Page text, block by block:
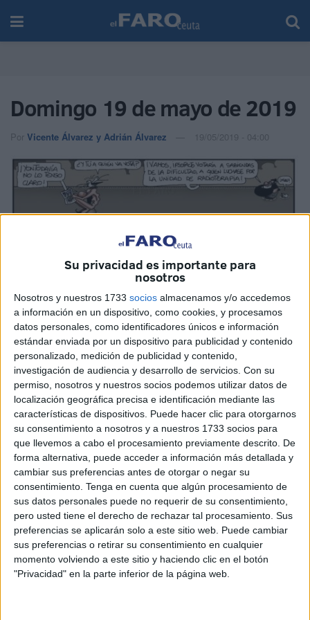
Su privacidad es importante para
nosotros
Nosotros y nuestros 1733 socios almacenamos y/o accedemos
a información en un dispositivo, como cookies, y procesamos
datos personales, como identificadores únicos e información
estándar enviada por un dispositivo para publicidad y contenido
personalizado, medición de publicidad y contenido,
investigación de audiencia y desarrollo de servicios. Con su
permiso, nosotros y nuestros socios podemos utilizar datos de
localización geográfica precisa e identificación mediante las
características de dispositivos. Puede hacer clic para otorgarnos
su consentimiento a nosotros y a nuestros 1733 socios para
que llevemos a cabo el procesamiento previamente descrito. De
forma alternativa, puede acceder a información más detallada y
cambiar sus preferencias antes de otorgar o negar su
consentimiento. Tenga en cuenta que algún procesamiento de
sus datos personales puede no requerir de su consentimiento,
pero usted tiene el derecho de rechazar tal procesamiento. Sus
preferencias se aplicarán solo a este sitio web. Puede cambiar
sus preferencias o retirar su consentimiento en cualquier
momento volviendo a este sitio y haciendo clic en el botón
"Privacidad" en la parte inferior de la página web.
Domingo 19 de mayo de 2019
Por Vicente Álvarez y Adrián Álvarez 19/05/2019 - 04:00
Related Posts
"Nos sentimos solos": hartazgo y
preocupación en la concentración por la
crisis migratoria
HACE 6 HORAS
"Ceuta no se vende": miles de ceutíes se
unen en una sola voz tras el chantaje de
Marruecos
HACE 9 HORAS
La zona segura del Príncipe en donde
protegen a las niñas y mujeres llegadas a
Ceuta tras la avalancha
HACE 10 HORAS
El Senado advierte con consecuencias